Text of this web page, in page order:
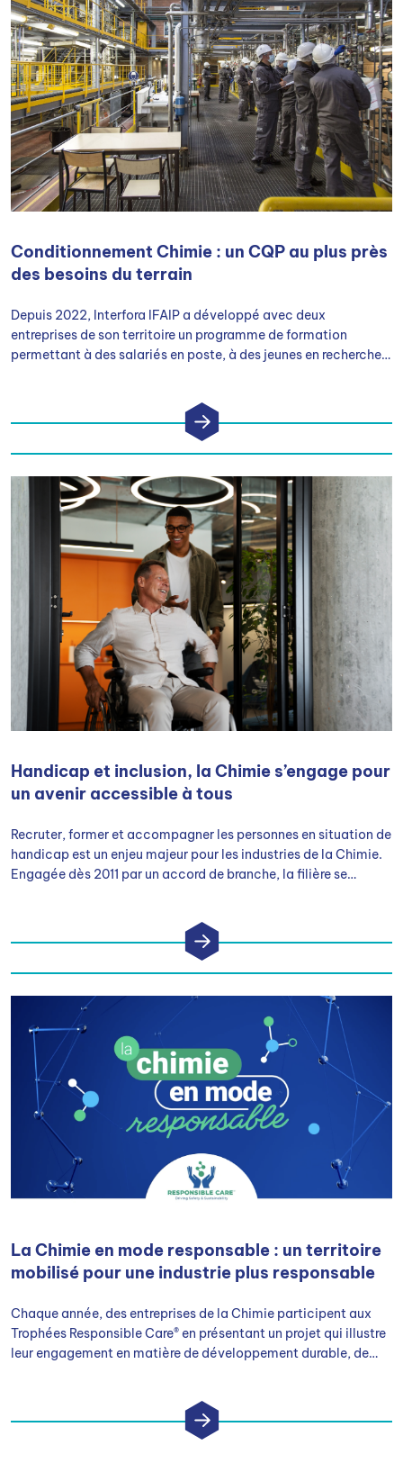
Conditionnement Chimie : un CQP au plus près
des besoins du terrain
Depuis 2022, Interfora IFAIP a développé avec deux
entreprises de son territoire un programme de formation
permettant à des salariés en poste, à des jeunes en recherche
Handicap et inclusion, la Chimie s’engage pour
un avenir accessible à tous
Recruter, former et accompagner les personnes en situation de
handicap est un enjeu majeur pour les industries de la Chimie.
Engagée dès 2011 par un accord de branche, la filière se
La Chimie en mode responsable : un territoire
mobilisé pour une industrie plus responsable
Chaque année, des entreprises de la Chimie participent aux
Trophées Responsible Care® en présentant un projet qui illustre
leur engagement en matière de développement durable, de